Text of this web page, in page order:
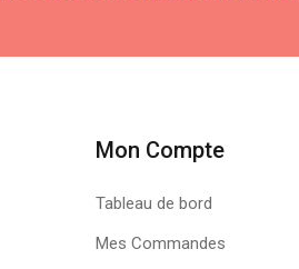
Mon Compte
Tableau de bord
Mes Commandes